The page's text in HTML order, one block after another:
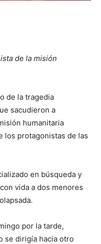
de la misión
de la tragedia
sacudieron a
humanitaria
los protagonistas de las
en búsqueda y
vida a dos menores
por la tarde,
se dirigía hacia otro